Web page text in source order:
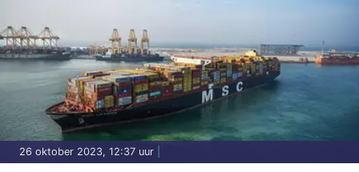
26 oktober 2023, 12:37 uur